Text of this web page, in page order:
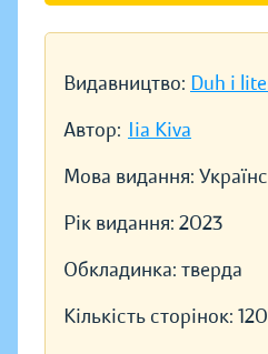
Видавництво: Duh i
Автор: Iia Kiva
Мова видання:
Рік видання: 2023
Обкладинка: тверда
Кількість сторінок: 120